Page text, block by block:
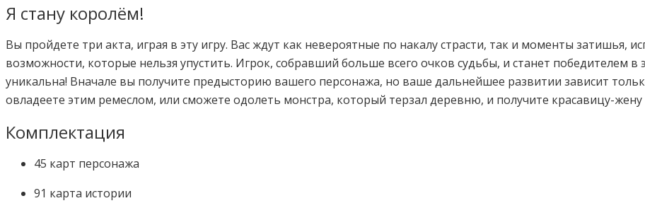
Я стану королём!
Вы пройдете три акта, играя в эту игру. Вас ждут как невероятные по накалу страсти, так и моменты затишья,
возможности, которые нельзя упустить. Игрок, собравший больше всего очков судьбы, и станет победителем
уникальна! Вначале вы получите предысторию вашего персонажа, но ваше дальнейшее развитии зависит
овладеете этим ремеслом, или сможете одолеть монстра, который терзал деревню, и получите красавицу-жену
Комплектация
45 карт персонажа
91 карта истории